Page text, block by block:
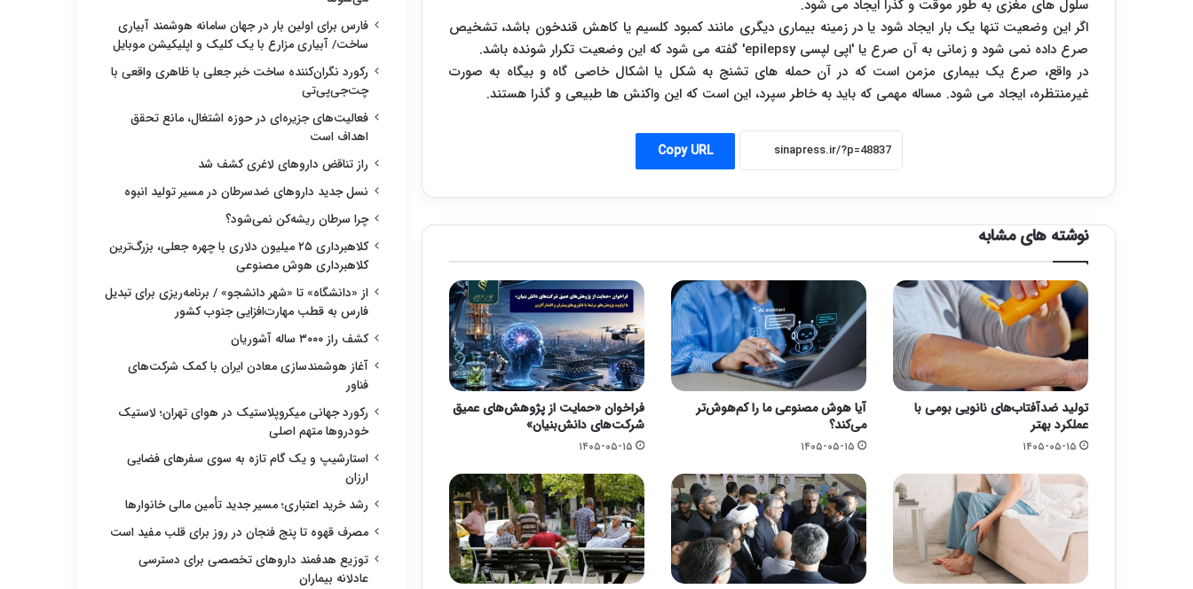
سلول های مغزی به طور موقت و گذرا ایجاد می شود.
اگر این وضعیت تنها یک بار ایجاد شود یا در زمینه بیماری دیگری مانند کمبود کلسیم یا کاهش قندخون باشد، تشخیص
صرع داده نمی شود و زمانی به آن صرع یا 'اپی لپسی epilepsy' گفته می شود که این وضعیت تکرار شونده باشد.
در واقع، صرع یک بیماری مزمن است که در آن حمله های تشنج به شکل یا اشکال خاصی گاه و بیگاه به صورت
غیرمنتظره، ایجاد می شود. مساله مهمی که باید به خاطر سپرد، این است که این واکنش ها طبیعی و گذرا هستند.
Copy URL
نوشته های مشابه
تولید ضدآفتاب‌های نانویی بومی با
عملکرد بهتر
۱۴۰۵-۰۵-۱۵
آیا هوش مصنوعی ما را کم‌هوش‌تر
می‌کند؟
۱۴۰۵-۰۵-۱۵
فراخوان «حمایت از پژوهش‌های عمیق
شرکت‌های دانش‌بنیان»
۱۴۰۵-۰۵-۱۵
فارس برای اولین بار در جهان سامانه هوشمند آبیاری
ساخت/ آبیاری مزارع با یک کلیک و اپلیکیشن موبایل
رکورد نگران‌کننده ساخت خبر جعلی با ظاهری واقعی با
چت‌جی‌پی‌تی
فعالیت‌های جزیره‌ای در حوزه اشتغال، مانع تحقق
اهداف است
راز تناقض داروهای لاغری کشف شد
نسل جدید داروهای ضدسرطان در مسیر تولید انبوه
چرا سرطان ریشه‌کن نمی‌شود؟
کلاهبرداری ۲۵ میلیون دلاری با چهره جعلی، بزرگ‌ترین
کلاهبرداری هوش مصنوعی
از «دانشگاه» تا «شهر دانشجو» / برنامه‌ریزی برای تبدیل
فارس به قطب مهارت‌افزایی جنوب کشور
کشف راز ۳۰۰۰ ساله آشوریان
آغاز هوشمندسازی معادن ایران با کمک شرکت‌های
فناور
رکورد جهانی میکروپلاستیک در هوای تهران؛ لاستیک
خودروها متهم اصلی
استارشیپ و یک گام تازه به سوی سفرهای فضایی
ارزان
رشد خرید اعتباری؛ مسیر جدید تأمین مالی خانوارها
مصرف قهوه تا پنج فنجان در روز برای قلب مفید است
توزیع هدفمند داروهای تخصصی برای دسترسی
عادلانه بیماران